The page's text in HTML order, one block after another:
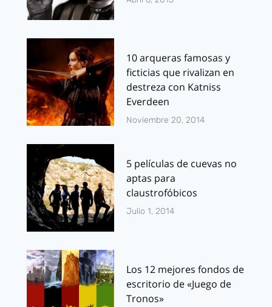
10 arqueras famosas y
ficticias que rivalizan en
destreza con Katniss
Everdeen
Noviembre 20, 2014
5 películas de cuevas no
aptas para
claustrofóbicos
Julio 1, 2014
Los 12 mejores fondos de
escritorio de «Juego de
Tronos»